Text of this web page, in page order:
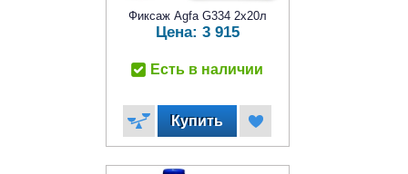
Фиксаж Agfa G334 2x20л
Цена: 3 915
Есть в наличии